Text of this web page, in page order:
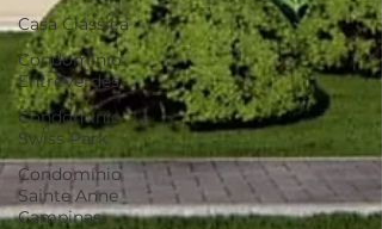
Casa Clássica
Condomínio
EntreVerdes
Condomínio
Swiss Park
Condomínio
Sainte Anne
Campinas